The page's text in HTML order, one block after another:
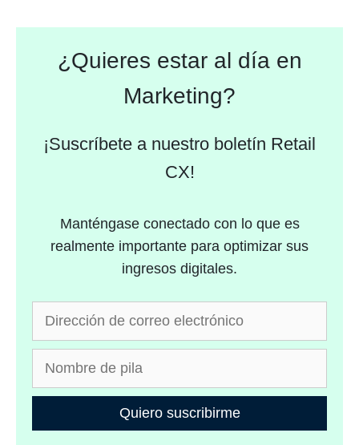
¿Quieres estar al día en
Marketing?
¡Suscríbete a nuestro boletín Retail
CX!
Manténgase conectado con lo que es
realmente importante para optimizar sus
ingresos digitales.
Quiero suscribirme